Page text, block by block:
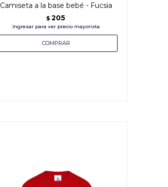
Camiseta a la base bebé - Fucsia
$ 205